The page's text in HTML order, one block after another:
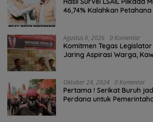
46,74% Kalahkan Petahana
Agustus 6, 2026 0 Komentar
Komitmen Tegas
Jaring Aspirasi Warga,
Oktober 24, 2024 0 Komentar
Pertama ! Serikat Buruh
Perdana untuk